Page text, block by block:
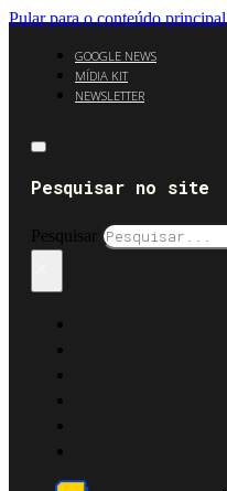
Pular para o conteúdo principal
GOOGLE NEWS
MÍDIA KIT
NEWSLETTER
Pesquisar no site
Pesquisar